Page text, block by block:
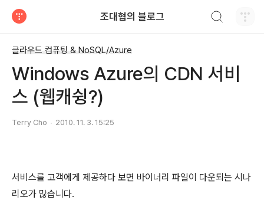
조대협의 블로그
클라우드 컴퓨팅 & NoSQL/Azure
Windows Azure의 CDN 서비
스 (웹캐슁?)
Terry Cho 2010. 11. 3. 15:25
서비스를 고객에게 제공하다 보면 바이너리 파일이 다운되는 시나
리오가 많습니다.